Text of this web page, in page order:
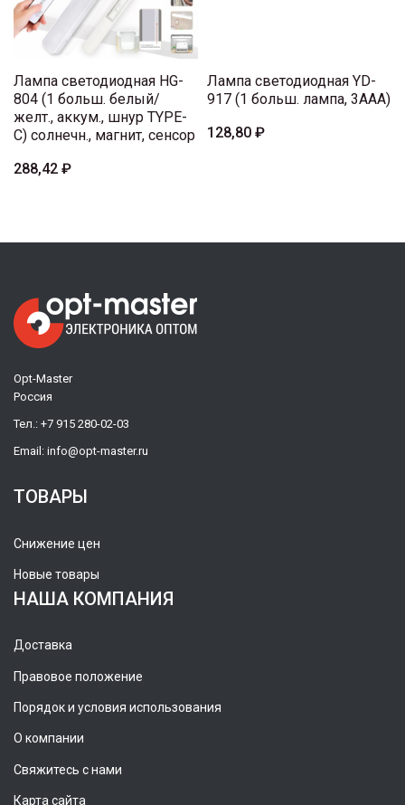
Лампа светодиодная HG-
804 (1 больш. белый/
желт., аккум., шнур TYPE-
C) солнечн., магнит, сенсор
288,42 ₽
Лампа светодиодная YD-
917 (1 больш. лампа, 3AAA)
128,80 ₽
Opt-Master
Россия
Тел.: +7 915 280-02-03
Email: info@opt-master.ru
ТОВАРЫ
Снижение цен
Новые товары
НАША КОМПАНИЯ
Доставка
Правовое положение
Порядок и условия использования
О компании
Свяжитесь с нами
Карта сайта